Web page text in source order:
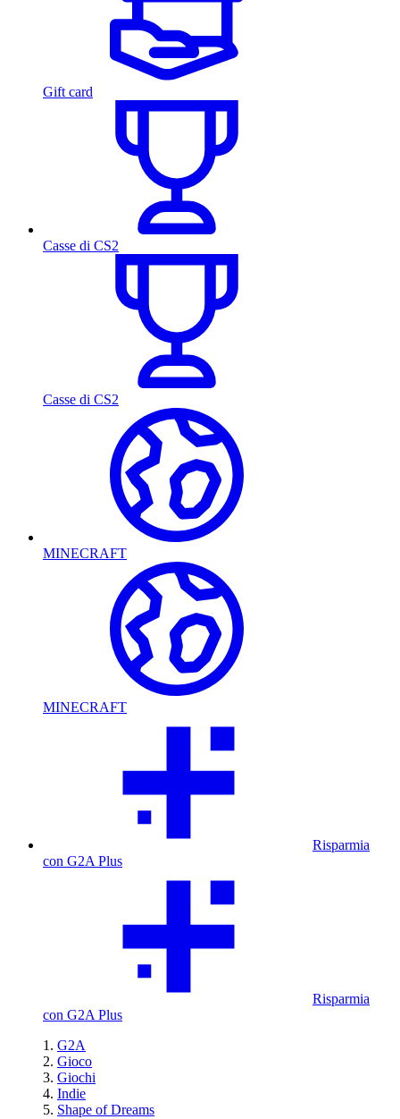
Gift card
Casse di CS2
Casse di CS2
MINECRAFT
MINECRAFT
Risparmia
con G2A Plus
Risparmia
con G2A Plus
G2A
Gioco
Giochi
Indie
Shape of Dreams